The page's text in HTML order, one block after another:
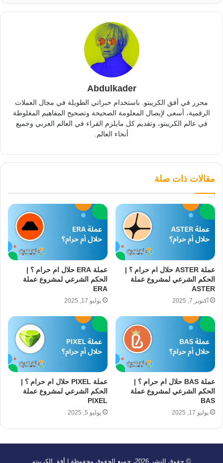
Abdulkader
محرر في أفق الكريبتو. باستخدام خبراتي الطويلة في مجال العملات
الرقمية، أسعى لإيصال المعلومة الصحيحة وتصحيح المفاهيم المغلوطة
في عالم الكريبتو، وتقديم كل مايلزم القراء في العالم العربي وجميع
أنحاء العالم.
مقالات ذات صلة
عملة ASTER حلال ام حرام ؟ |
الحكم الشرعي لمشروع عملة
ASTER
أكتوبر 7, 2025
عملة ERA حلال ام حرام ؟ |
الحكم الشرعي لمشروع عملة
ERA
يوليو 17, 2025
عملة BAS حلال ام حرام ؟ |
الحكم الشرعي لمشروع عملة
BAS
يوليو 17, 2025
عملة PIXEL حلال ام حرام ؟ |
الحكم الشرعي لمشروع عملة
PIXEL
يوليو 5, 2025
© حقوق النشر 2026، جميع الحقوق محفوظة | أفق الكريبتو